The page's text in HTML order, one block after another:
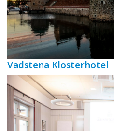
Vadstena Klosterhotel